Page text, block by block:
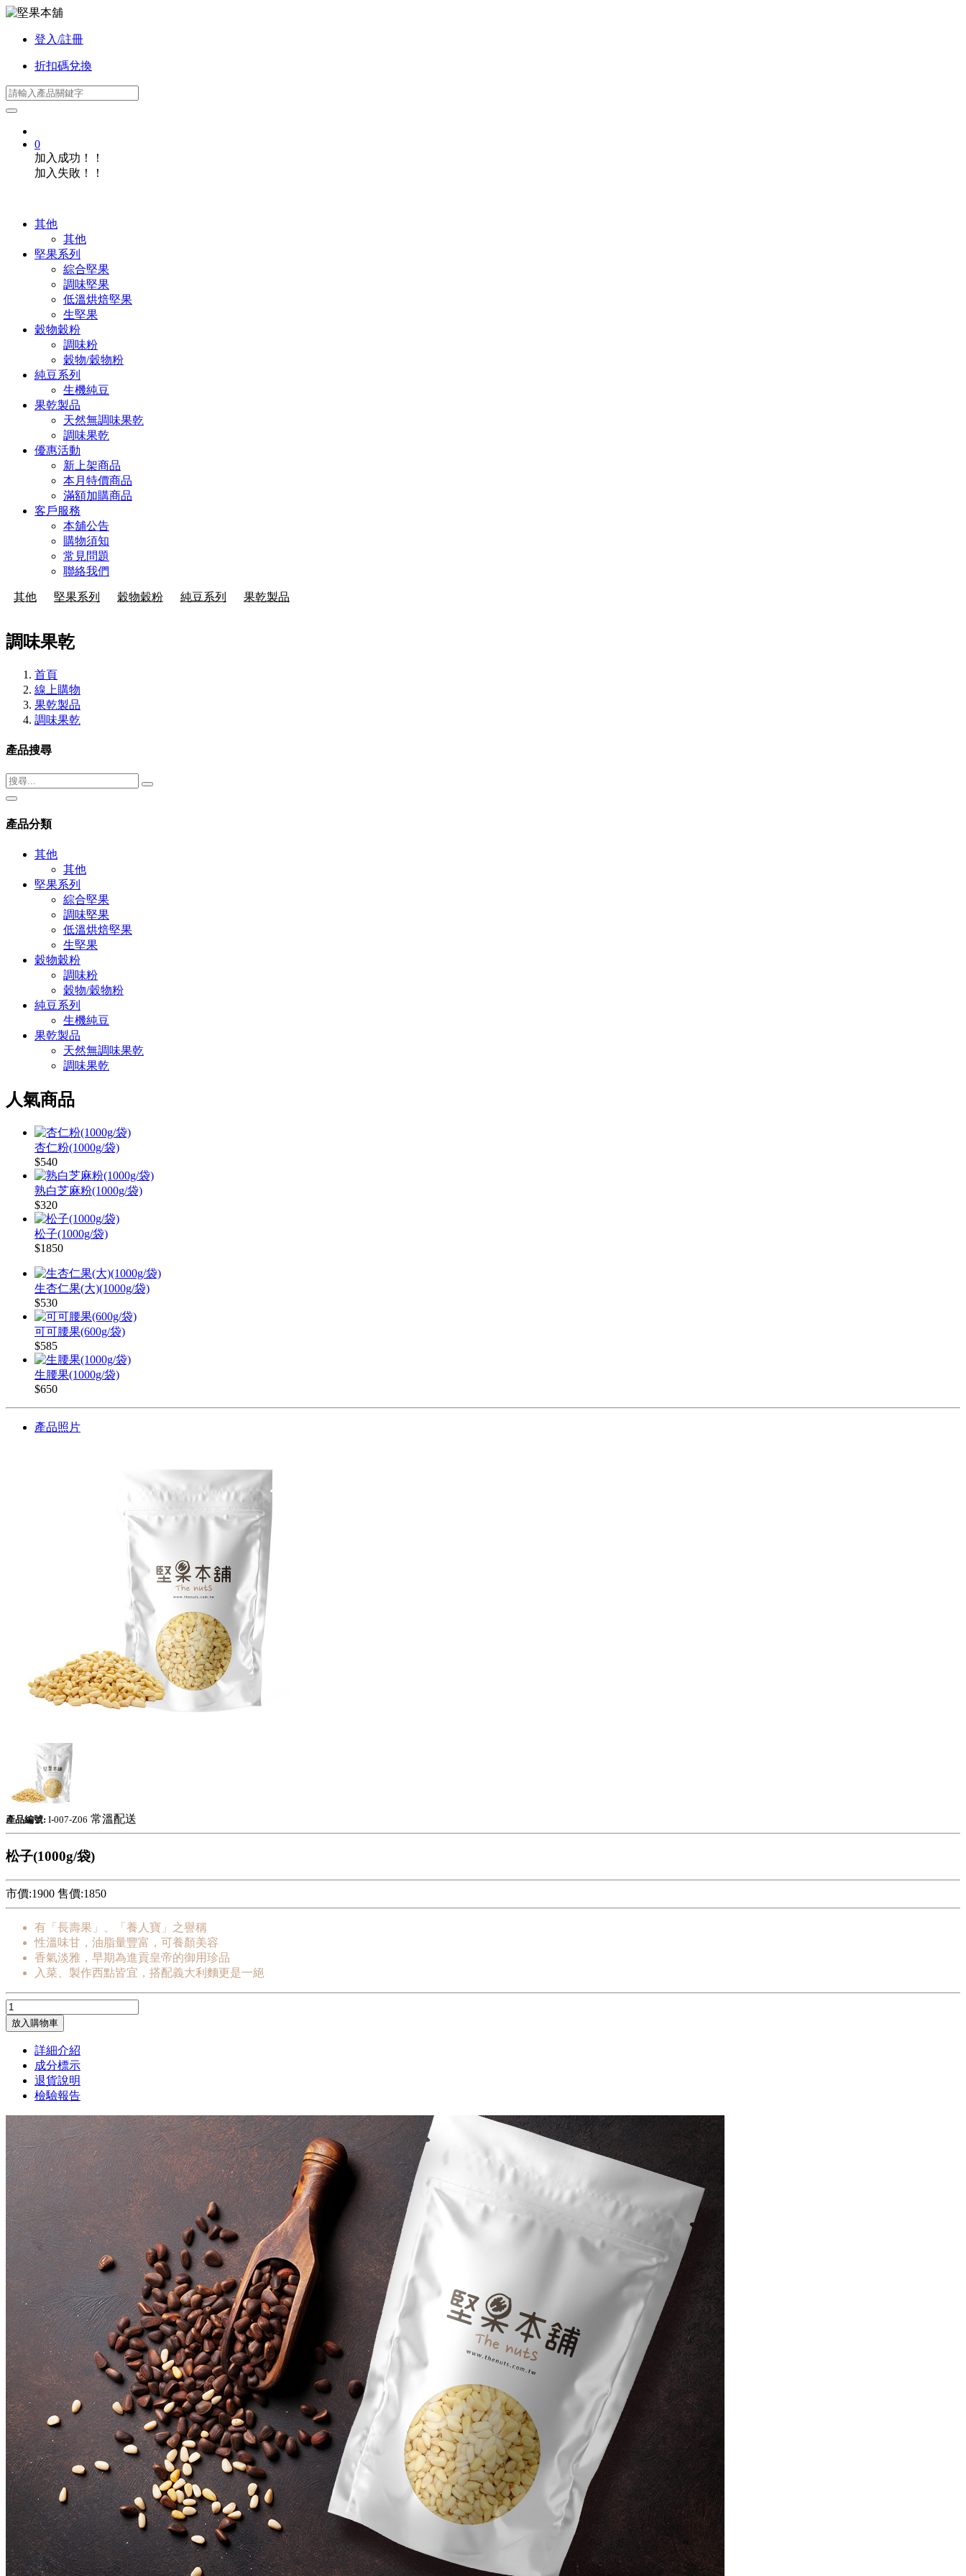
登入/註冊
折扣碼兌換
0
加入成功！！
加入失敗！！
其他
其他
堅果系列
綜合堅果
調味堅果
低溫烘焙堅果
生堅果
穀物穀粉
調味粉
穀物/穀物粉
純豆系列
生機純豆
果乾製品
天然無調味果乾
調味果乾
優惠活動
新上架商品
本月特價商品
滿額加購商品
客戶服務
本舖公告
購物須知
常見問題
聯絡我們
其他 堅果系列 穀物穀粉 純豆系列 果乾製品
調味果乾
首頁
線上購物
果乾製品
調味果乾
產品搜尋
產品分類
其他
其他
堅果系列
綜合堅果
調味堅果
低溫烘焙堅果
生堅果
穀物穀粉
調味粉
穀物/穀物粉
純豆系列
生機純豆
果乾製品
天然無調味果乾
調味果乾
人氣商品
杏仁粉(1000g/袋)
$540
熟白芝麻粉(1000g/袋)
$320
松子(1000g/袋)
$1850
生杏仁果(大)(1000g/袋)
$530
可可腰果(600g/袋)
$585
生腰果(1000g/袋)
$650
產品照片
產品編號: I-007-Z06 常溫配送
松子(1000g/袋)
市價:1900 售價:1850
有「長壽果」、「養人寶」之譽稱
性溫味甘，油脂量豐富，可養顏美容
香氣淡雅，早期為進貢皇帝的御用珍品
入菜、製作西點皆宜，搭配義大利麵更是一絕
放入購物車
詳細介紹
成分標示
退貨說明
檢驗報告